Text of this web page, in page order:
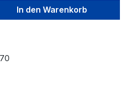
Gib den
In den Warenkorb